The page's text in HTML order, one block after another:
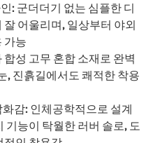
: 군더더기 없는 심플한 디
어울리며, 일상부터 야외
가능
성 고무 혼합 소재로 완벽
, 진흙길에서도 쾌적한 착용
감: 인체공학적으로 설계
기능이 탁월한 러버 솔로, 도